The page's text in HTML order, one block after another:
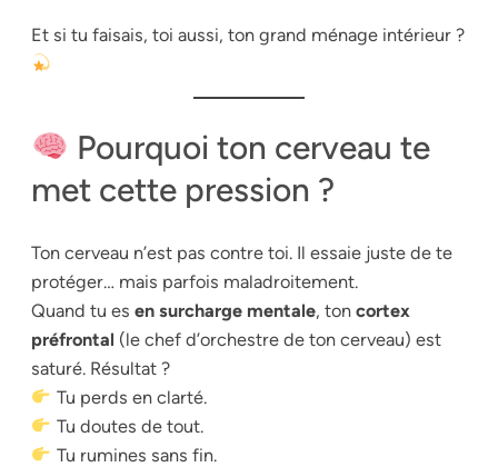
Et si tu faisais, toi aussi, ton grand ménage intérieur ?
Pourquoi ton cerveau te
met cette pression ?
Ton cerveau n’est pas contre toi. Il essaie juste de te
protéger… mais parfois maladroitement.
Quand tu es en surcharge mentale, ton cortex
préfrontal (le chef d’orchestre de ton cerveau) est
saturé. Résultat ?
Tu perds en clarté.
Tu doutes de tout.
Tu rumines sans fin.